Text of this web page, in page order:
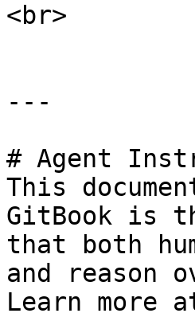
<br>
---
# Agent
This
GitBook is
that both
and reason
Learn more